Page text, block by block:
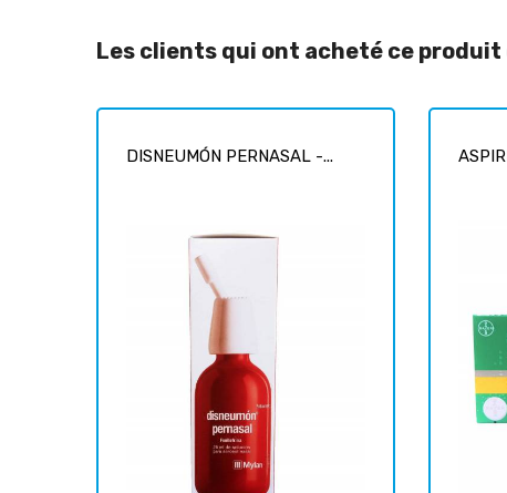
Les clients qui ont acheté ce
DISNEUMÓN PERNASAL -...